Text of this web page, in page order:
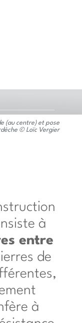
(au centre) et pose
©LoïcVergier
à
entre
de
à